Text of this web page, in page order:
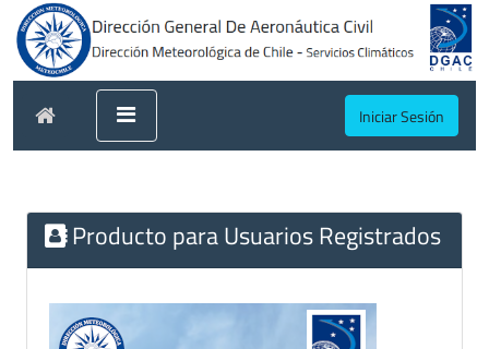
Iniciar Sesión
Producto para Usuarios Registrados